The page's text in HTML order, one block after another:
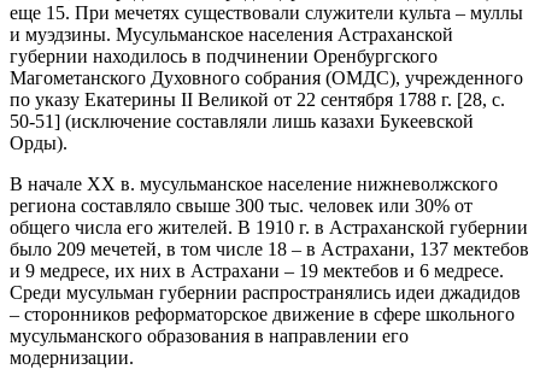
еще 15. При мечетях существовали служители культа – муллы
и муэдзины. Мусульманское населения Астраханской
губернии находилось в подчинении Оренбургского
Магометанского Духовного собрания (ОМДС), учрежденного
по указу Екатерины II Великой от 22 сентября 1788 г. [28, с.
50-51] (исключение составляли лишь казахи Букеевской
Орды).
В начале XX в. мусульманское население нижневолжского
региона составляло свыше 300 тыс. человек или 30% от
общего числа его жителей. В 1910 г. в Астраханской губернии
было 209 мечетей, в том числе 18 – в Астрахани, 137 мектебов
и 9 медресе, их них в Астрахани – 19 мектебов и 6 медресе.
Среди мусульман губернии распространялись идеи джадидов
– сторонников реформаторское движение в сфере школьного
мусульманского образования в направлении его
модернизации.